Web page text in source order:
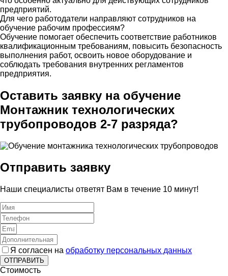
предприятий.
Для чего работодатели направляют сотрудников на
обучение рабочим профессиям?
Обучение помогает обеспечить соответствие работников
квалификационным требованиям, повысить безопасность
выполнения работ, освоить новое оборудование и
соблюдать требования внутренних регламентов
предприятия.
Оставить заявку на обучение
Монтажник технологических
трубопроводов 2-7 разряда?
Отправить заявку
Наши специалисты ответят Вам в течение 10 минут!
Я согласен на обработку персональных данных
ОТПРАВИТЬ
Стоимость